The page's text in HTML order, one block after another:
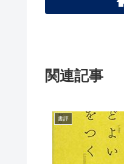
関連記事
書評